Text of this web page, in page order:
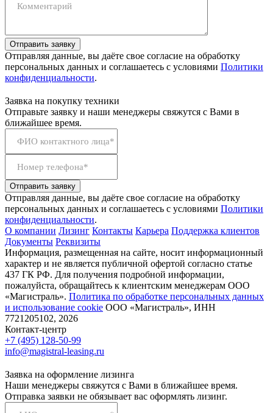
Комментарий
Отправить заявку
Отправляя данные, вы даёте свое согласие на обработку
персональных данных и соглашаетесь с условиями Политики
конфиденциальности.
Заявка на покупку техники
Отправьте заявку и наши менеджеры свяжутся с Вами в
ближайшее время.
ФИО контактного лица*
Номер телефона*
Отправить заявку
Отправляя данные, вы даёте свое согласие на обработку
персональных данных и соглашаетесь с условиями Политики
конфиденциальности.
О компании Лизинг Контакты Карьера Поддержка клиентов
Документы Реквизиты
Информация, размещенная на сайте, носит информационный
характер и не является публичной офертой согласно статье
437 ГК РФ. Для получения подробной информации,
пожалуйста, обращайтесь к клиентским менеджерам ООО
«Магистраль». Политика по обработке персональных данных
и использование сookie ООО «Магистраль», ИНН
7721205102, 2026
Контакт-центр
+7 (495) 128-50-99
info@magistral-leasing.ru
Заявка на оформление лизинга
Наши менеджеры свяжутся с Вами в ближайшее время.
Отправка заявки не обязывает вас оформлять лизинг.